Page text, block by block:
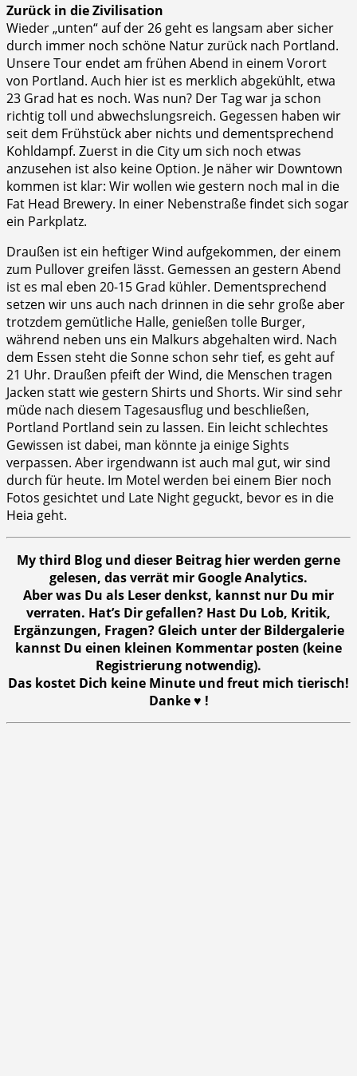
Zurück in die Zivilisation
Wieder „unten“ auf der 26 geht es langsam aber sicher
durch immer noch schöne Natur zurück nach Portland.
Unsere Tour endet am frühen Abend in einem Vorort
von Portland. Auch hier ist es merklich abgekühlt, etwa
23 Grad hat es noch. Was nun? Der Tag war ja schon
richtig toll und abwechslungsreich. Gegessen haben wir
seit dem Frühstück aber nichts und dementsprechend
Kohldampf. Zuerst in die City um sich noch etwas
anzusehen ist also keine Option. Je näher wir Downtown
kommen ist klar: Wir wollen wie gestern noch mal in die
Fat Head Brewery. In einer Nebenstraße findet sich sogar
ein Parkplatz.
Draußen ist ein heftiger Wind aufgekommen, der einem
zum Pullover greifen lässt. Gemessen an gestern Abend
ist es mal eben 20-15 Grad kühler. Dementsprechend
setzen wir uns auch nach drinnen in die sehr große aber
trotzdem gemütliche Halle, genießen tolle Burger,
während neben uns ein Malkurs abgehalten wird. Nach
dem Essen steht die Sonne schon sehr tief, es geht auf
21 Uhr. Draußen pfeift der Wind, die Menschen tragen
Jacken statt wie gestern Shirts und Shorts. Wir sind sehr
müde nach diesem Tagesausflug und beschließen,
Portland Portland sein zu lassen. Ein leicht schlechtes
Gewissen ist dabei, man könnte ja einige Sights
verpassen. Aber irgendwann ist auch mal gut, wir sind
durch für heute. Im Motel werden bei einem Bier noch
Fotos gesichtet und Late Night geguckt, bevor es in die
Heia geht.
My third Blog und dieser Beitrag hier werden gerne
gelesen, das verrät mir Google Analytics.
Aber was Du als Leser denkst, kannst nur Du mir
verraten. Hat’s Dir gefallen? Hast Du Lob, Kritik,
Ergänzungen, Fragen? Gleich unter der Bildergalerie
kannst Du einen kleinen Kommentar posten (keine
Registrierung notwendig).
Das kostet Dich keine Minute und freut mich tierisch!
Danke ♥ !